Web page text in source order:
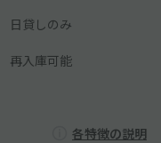
日貸しのみ
再入庫可能
各特徴の説明